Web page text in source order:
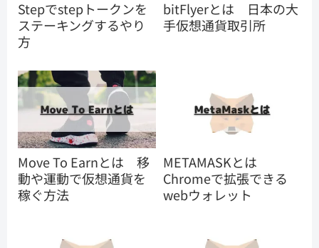
Stepでstepトークンを
ステーキングするやり
方
bitFlyerとは 日本の大
手仮想通貨取引所
Move To Earnとは 移
動や運動で仮想通貨を
稼ぐ方法
METAMASKとは
Chromeで拡張できる
webウォレット